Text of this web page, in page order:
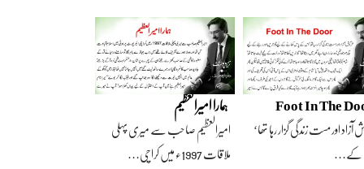
Foot In The
آزاد اور مست زندگی گزار رہا تھا‘
کے…
ہمارا امیرالعظیم
امیرالعظیم صاحب سے میری پہلی
ملاقات 1997ء میں کراچی…